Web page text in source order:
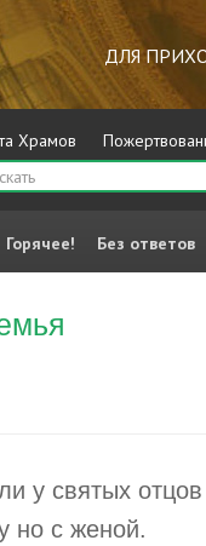
ДЛЯ
Храмов
Горячее! Без ответов
у святых отцов
но с женой.